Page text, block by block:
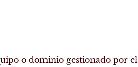
o dominio gestionado por